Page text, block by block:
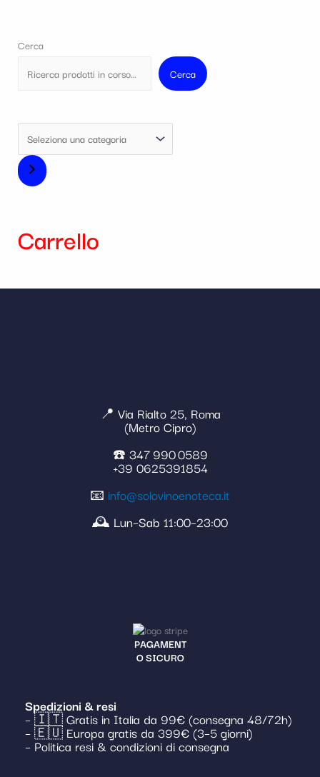
Cerca
Cerca
Carrello
📍 Via Rialto 25, Roma
(Metro Cipro)
☎️ 347 990 0589
+39 0625391854
📧 info@solovinoenoteca.it
🕰️ Lun–Sab 11:00–23:00
PAGAMENT
O SICURO
Spedizioni & resi
– 🇮🇹 Gratis in Italia da 99€ (consegna 48/72h)
– 🇪🇺 Europa gratis da 399€ (3–5 giorni)
– Politica resi & condizioni di consegna